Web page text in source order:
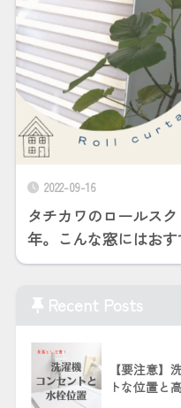
2022-09-16
タチカワのロールス
年。こんな窓にはおす
Recent Posts
【要注意】
トな位置と